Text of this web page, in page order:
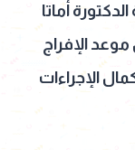
أماتا
الإفراج
الإجراءات